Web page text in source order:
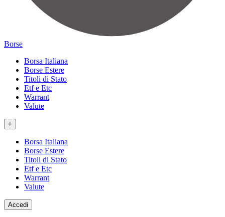
Borse
Borsa Italiana
Borse Estere
Titoli di Stato
Etf e Etc
Warrant
Valute
+
Borsa Italiana
Borse Estere
Titoli di Stato
Etf e Etc
Warrant
Valute
Accedi